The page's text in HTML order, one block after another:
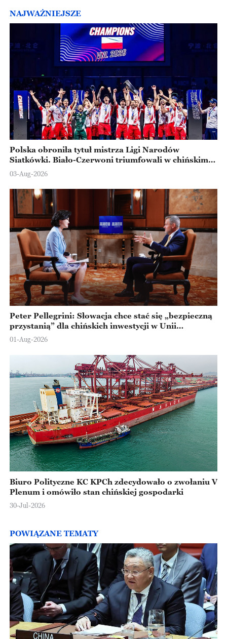
NAJWAŻNIEJSZE
Polska obroniła tytuł mistrza Ligi Narodów
Siatkówki. Biało-Czerwoni triumfowali w chińskim
Ningbo
03-Aug-2026
Peter Pellegrini: Słowacja chce stać się „bezpieczną
przystanią” dla chińskich inwestycji w Unii
Europejskiej
01-Aug-2026
Biuro Polityczne KC KPCh zdecydowało o zwołaniu V
Plenum i omówiło stan chińskiej gospodarki
30-Jul-2026
POWIĄZANE TEMATY